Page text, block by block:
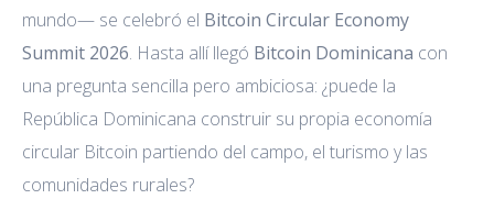
mundo— se celebró el Bitcoin Circular Economy
Summit 2026. Hasta allí llegó Bitcoin Dominicana con
una pregunta sencilla pero ambiciosa: ¿puede la
República Dominicana construir su propia economía
circular Bitcoin partiendo del campo, el turismo y las
comunidades rurales?